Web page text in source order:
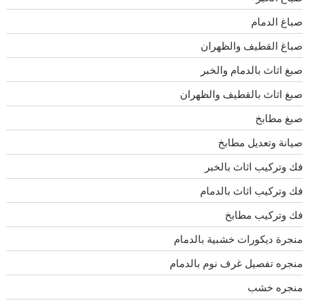
صباغ الدمام
صباغ القطيف والظهران
صبغ اثاث بالدمام والخبر
صبغ اثاث بالقطيف والظهران
صبغ مطابخ
صيانة وتعديل مطابخ
فك وتركيب اثاث بالخبر
فك وتركيب اثاث بالدمام
فك وتركيب مطابخ
منجرة ديكورات خشبية بالدمام
منجره تفصيل غرف نوم بالدمام
منجره خشب